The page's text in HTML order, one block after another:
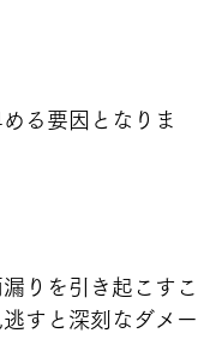
る要因となりま
りを引き起こすこ
すと深刻なダメー